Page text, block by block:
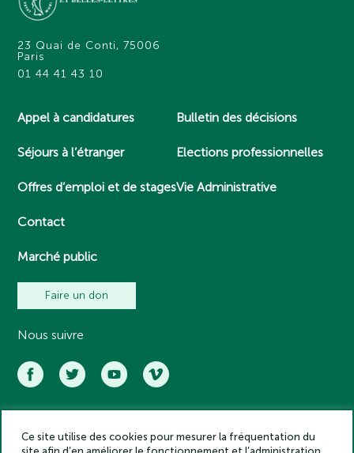
23 Quai de Conti, 75006
Paris
01 44 41 43 10
Appel à candidatures
Séjours à l’étranger
Offres d’emploi et de stages
Contact
Marché public
Bulletin des décisions
Elections professionnelles
Vie Administrative
Faire un don
Nous suivre
Académie des inscriptions et belles lettres – Tous droits réservés
Ce site utilise des cookies pour mesurer la fréquentation du